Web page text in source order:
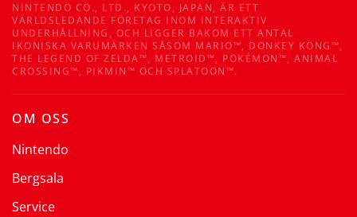
NINTENDO CO., LTD., KYOTO, JAPAN, ÄR ETT
VÄRLDSLEDANDE FÖRETAG INOM INTERAKTIV
UNDERHÅLLNING, OCH LIGGER BAKOM ETT ANTAL
IKONISKA VARUMÄRKEN SÅSOM MARIO™, DONKEY KONG™,
THE LEGEND OF ZELDA™, METROID™, POKÉMON™, ANIMAL
CROSSING™, PIKMIN™ OCH SPLATOON™.
OM OSS
Nintendo
Bergsala
Service